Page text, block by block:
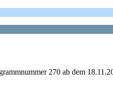
270 ab dem